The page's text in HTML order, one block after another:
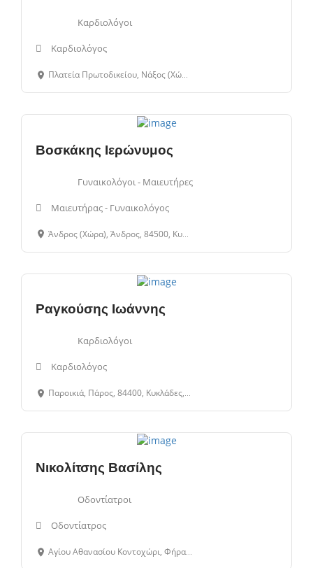
Καρδιολόγοι
Καρδιολόγος
Πλατεία Πρωτοδικείου, Νάξος (Χώρα), 84300, Κυκλάδες, Ελλάδα
Βοσκάκης Ιερώνυμος
Γυναικολόγοι - Μαιευτήρες
Μαιευτήρας - Γυναικολόγος
Άνδρος (Χώρα), Άνδρος, 84500, Κυκλάδες, Ελλάδα
Ραγκούσης Ιωάννης
Καρδιολόγοι
Καρδιολόγος
Παροικιά, Πάρος, 84400, Κυκλάδες, Ελλάδα
Νικολίτσης Βασίλης
Οδοντίατροι
Οδοντίατρος
Αγίου Αθανασίου Κοντοχώρι, Φήρα, Θήρα, 84700